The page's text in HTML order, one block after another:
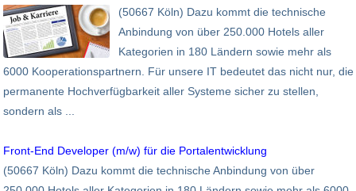
(50667 Köln) Dazu kommt die technische
Anbindung von über 250.000 Hotels aller
Kategorien in 180 Ländern sowie mehr als
6000 Kooperationspartnern. Für unsere IT bedeutet das nicht nur, die
permanente Hochverfügbarkeit aller Systeme sicher zu stellen,
sondern als ...
Front-End Developer (m/w) für die Portalentwicklung
(50667 Köln) Dazu kommt die technische Anbindung von über